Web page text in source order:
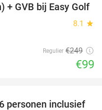
60%
+ GVB bij Easy Golf
8.1 star
Regulier €249
€99
personen inclusief